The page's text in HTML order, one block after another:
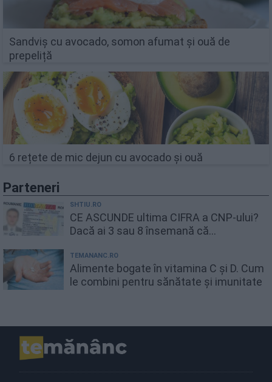
Sandviș cu avocado, somon afumat și ouă de
prepeliță
6 rețete de mic dejun cu avocado și ouă
Parteneri
SHTIU.RO
CE ASCUNDE ultima CIFRA a CNP-ului?
Dacă ai 3 sau 8 însemană că...
TEMANANC.RO
Alimente bogate în vitamina C și D. Cum
le combini pentru sănătate și imunitate